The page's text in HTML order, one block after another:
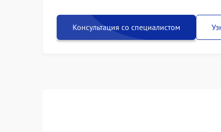
Консультация со специалистом